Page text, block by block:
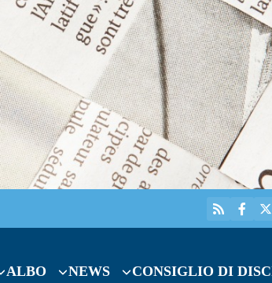
ALBO NEWS CONSIGLIO DI